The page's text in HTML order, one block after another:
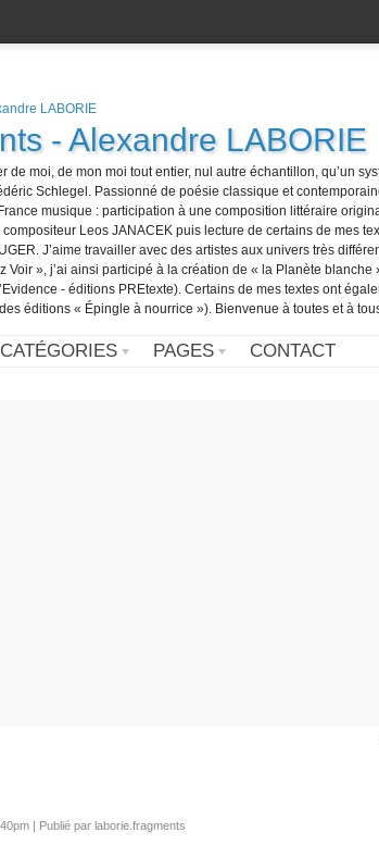
- Alexandre LABORIE
de moi, de mon moi tout entier, nul autre échantillon, qu’un
Schlegel. Passionné de poésie classique et
musique : participation à une composition littéraire
compositeur Leos JANACEK puis lecture de certains de mes
J’aime travailler avec des artistes aux univers très
Voir », j’ai ainsi participé à la création de « la Planète
- éditions PREtexte). Certains de mes textes ont
éditions « Épingle à nourrice »). Bienvenue à toutes et à
CATÉGORIES PAGES CONTACT
| Publié par laborie.fragments